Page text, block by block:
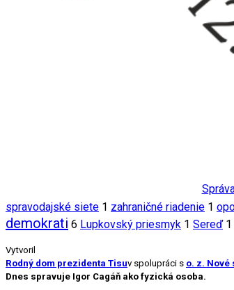
spravodajské siete 1 zahraničné riadenie 1
demokrati 6 Lupkovský priesmyk 1 Sereď 1
Vytvoril
Rodný dom prezidenta Tisuv spolupráci s o. z. Nové
Dnes spravuje Igor Cagáň ako fyzická osoba.